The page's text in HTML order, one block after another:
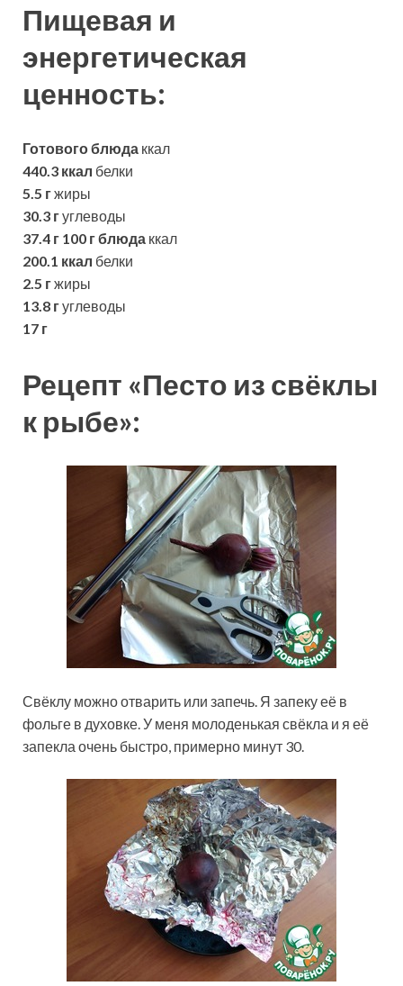
Пищевая и
энергетическая
ценность:
Готового блюда ккал
440.3 ккал белки
5.5 гжиры
30.3 гуглеводы
37.4 г 100 г блюда ккал
200.1 ккал белки
2.5 гжиры
13.8 гуглеводы
17 г
Рецепт «Песто из свёклы
к рыбе»:
Свёклу можно отварить или запечь. Я запеку её в
фольге в духовке. У меня молоденькая свёкла и я её
запекла очень быстро, примерно минут 30.